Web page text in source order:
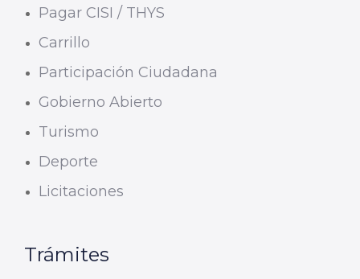
Pagar CISI / THYS
Carrillo
Participación Ciudadana
Gobierno Abierto
Turismo
Deporte
Licitaciones
Trámites